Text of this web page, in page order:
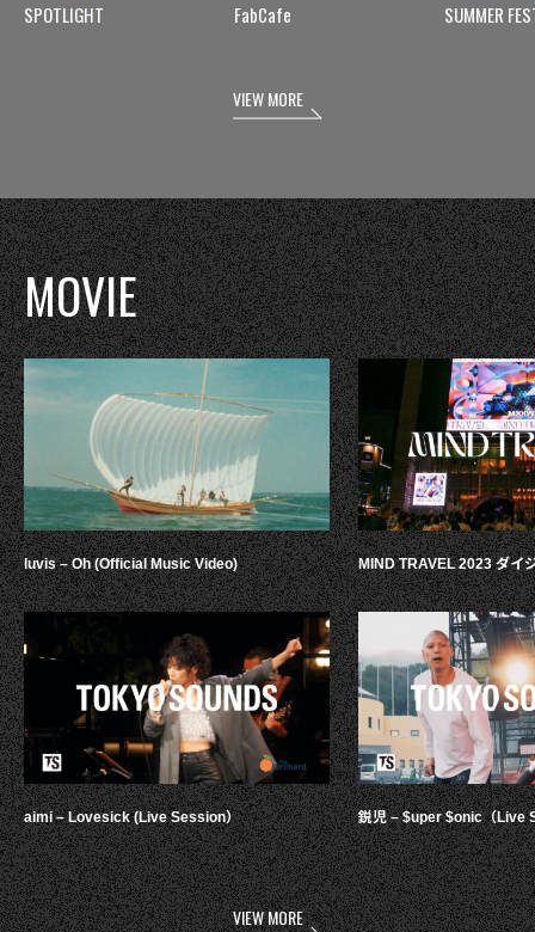
SPOTLIGHT FabCafe SUMMER
VIEW MORE
MOVIE
luvis – Oh (Official Music Video)
aimi – Lovesick (Live Session）
MIND TRAVEL 2023 ダイ
鋭児 – $uper $onic（Live
VIEW MORE